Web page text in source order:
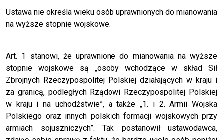
Ustawa nie określa wieku osób uprawnionych do mianowania
na wyższe stopnie wojskowe.
Art. 1 stanowi, że uprawnione do mianowania na wyższe
stopnie wojskowe są „osoby wchodzące w skład Sił
Zbrojnych Rzeczypospolitej Polskiej działających w kraju i
za granicą, podległych Rządowi Rzeczypospolitej Polskiej
w kraju i na uchodźstwie”, a także „1. i 2. Armii Wojska
Polskiego oraz innych polskich formacji wojskowych przy
armiach sojuszniczych”. Tak postanowił ustawodawca,